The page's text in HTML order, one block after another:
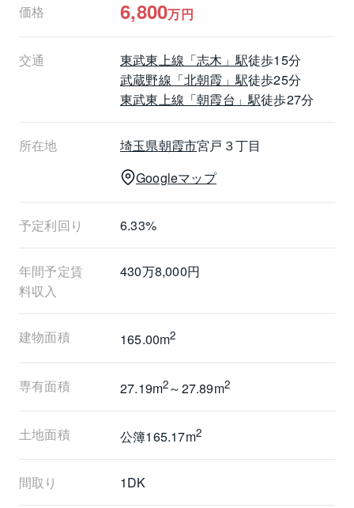
170m(徒歩2分)
・朝霞たちばな幼稚園・・・・・・・約630m(徒歩8
・朝霞第三小学校・・・・・・・・・・約2340m(徒歩
・朝霞第五中学校・・・・・・・・・・約1800m(徒歩
23分)
価格 6,800万円
交通 東武東上線 「志木」駅徒歩15分
武蔵野線 「北朝霞」駅徒歩25分
東武東上線 「朝霞台」駅徒歩27分
所在地 埼玉県朝霞市宮戸３丁目
Googleマップ
予定利回り 6.33%
年間予定賃
料収入
430万8,000円
建物面積 165.00m2
専有面積 27.19m2～27.89m2
土地面積 公簿165.17m2
間取り 1DK